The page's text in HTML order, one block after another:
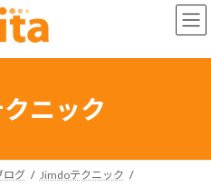
ニック
ログ
Jimdoテクニック